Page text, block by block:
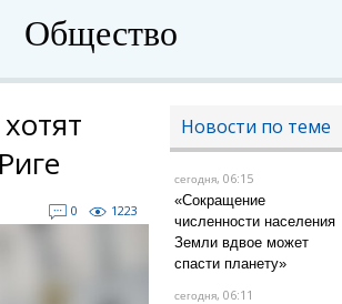
Общество
0 1223
Новости по теме
сегодня, 06:15
«Сокращение
численности населения
Земли вдвое может
спасти планету»
сегодня, 06:11